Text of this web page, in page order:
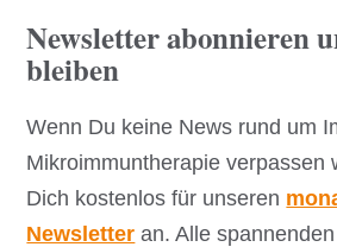
Newsletter abonnieren
bleiben
Wenn Du keine News rund um
Mikroimmuntherapie verpassen
Dich kostenlos für unseren
Newsletter an. Alle